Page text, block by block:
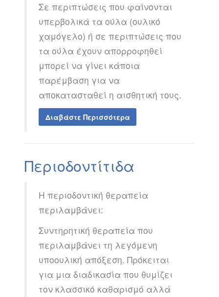
Σε περιπτώσεις που φαίνονται
υπερβολικά τα ούλα (ουλικό
χαμόγελο) ή σε περιπτώσεις που
τα ούλα έχουν απορροφηθεί
μπορεί να γίνει κάποια
παρέμβαση για να
αποκατασταθεί η αισθητική τους.
Διαβάστε Περισσότερα
Περιοδοντίτιδα
Η περιοδοντική θεραπεία
περιλαμβάνει:
Συντηρητική θεραπεία που
περιλαμβάνει τη λεγόμενη
υποουλική απόξεση. Πρόκειται
για μια διαδικασία που θυμίζει
τον κλασσικό καθαρισμό αλλά